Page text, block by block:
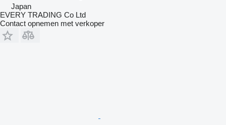
Japan
EVERY TRADING Co Ltd
Contact opnemen met verkoper